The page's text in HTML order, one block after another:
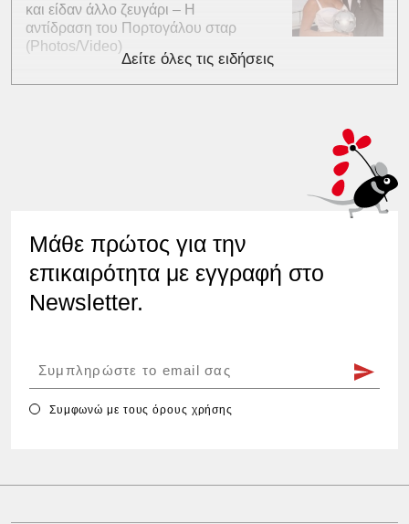
και είδαν άλλο ζευγάρι – Η
αντίδραση του Πορτογάλου σταρ
(Photos/Video)
Δείτε όλες τις ειδήσεις
Μάθε πρώτος για την
επικαιρότητα με εγγραφή στο
Newsletter.
Συμφωνώ με τουςόρους χρήσης